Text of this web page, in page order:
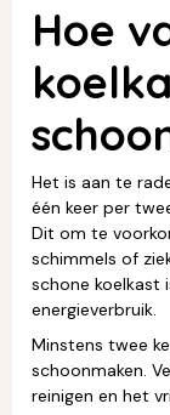
Hoe
Het is aan te
één keer per
Dit om te
schimmels of
schone koelkast
energieverbruik.
Minstens twee
schoonmaken.
reinigen en het